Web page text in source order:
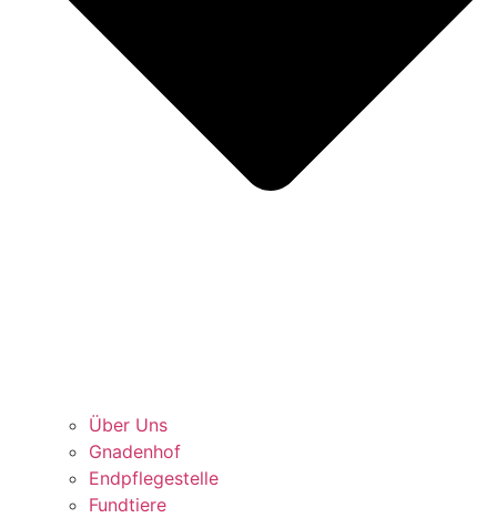
Über Uns
Gnadenhof
Endpflegestelle
Fundtiere